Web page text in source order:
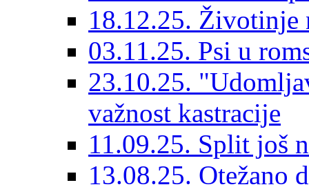
18.12.25. Životinje
03.11.25. Psi u
23.10.25.
važnost kastracije
11.09.25. Split još
13.08.25. Otežano